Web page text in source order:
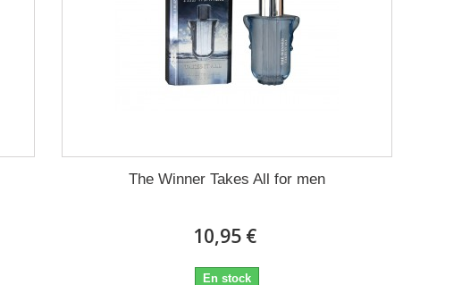
The Winner Takes All for men
10,95 €
En stock